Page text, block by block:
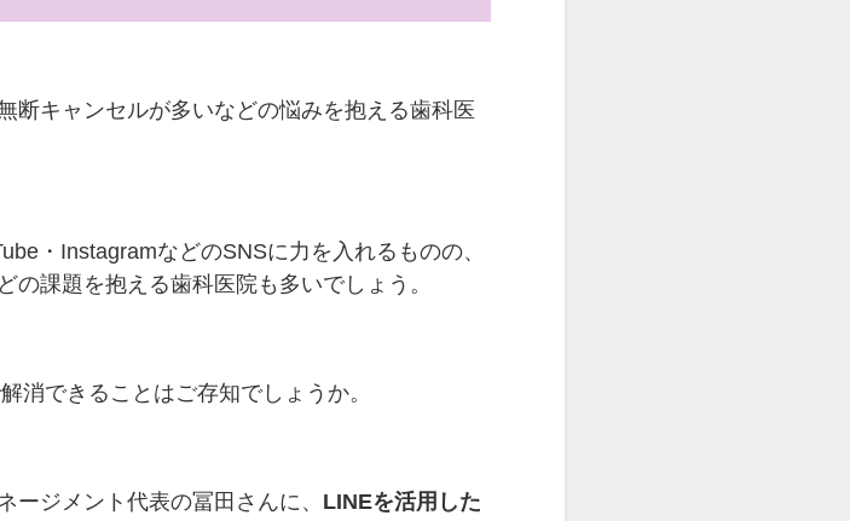
断キャンセルが多いなどの悩みを抱える歯科医
・InstagramなどのSNSに力を入れるものの、
の課題を抱える歯科医院も多いでしょう。
消できることはご存知でしょうか。
ージメント代表の冨田さんに、 LINEを活用した